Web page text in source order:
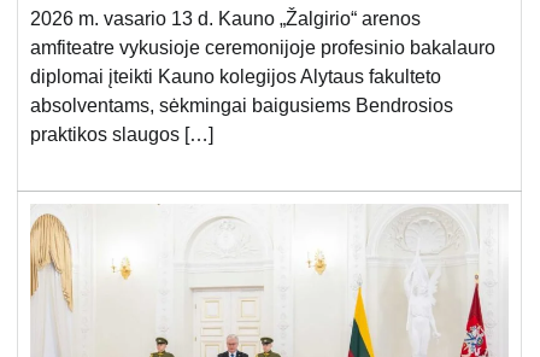
2026 m. vasario 13 d. Kauno „Žalgirio“ arenos
amfiteatre vykusioje ceremonijoje profesinio bakalauro
diplomai įteikti Kauno kolegijos Alytaus fakulteto
absolventams, sėkmingai baigusiems Bendrosios
praktikos slaugos […]